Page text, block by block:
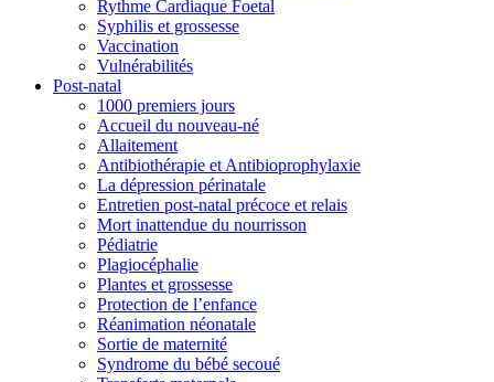
Rythme Cardiaque Foetal
Syphilis et grossesse
Vaccination
Vulnérabilités
Post-natal
1000 premiers jours
Accueil du nouveau-né
Allaitement
Antibiothérapie et Antibioprophylaxie
La dépression périnatale
Entretien post-natal précoce et relais
Mort inattendue du nourrisson
Pédiatrie
Plagiocéphalie
Plantes et grossesse
Protection de l’enfance
Réanimation néonatale
Sortie de maternité
Syndrome du bébé secoué